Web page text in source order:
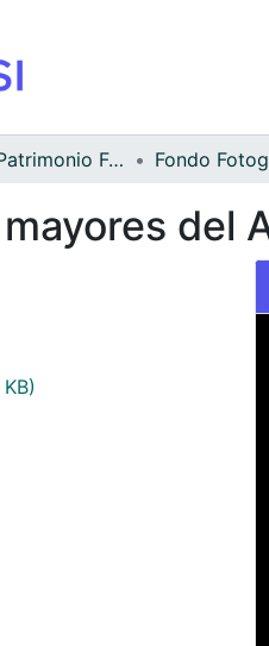
Archivo del Patrimonio Fotográfico y Fílmico del Valle del Cauca
del